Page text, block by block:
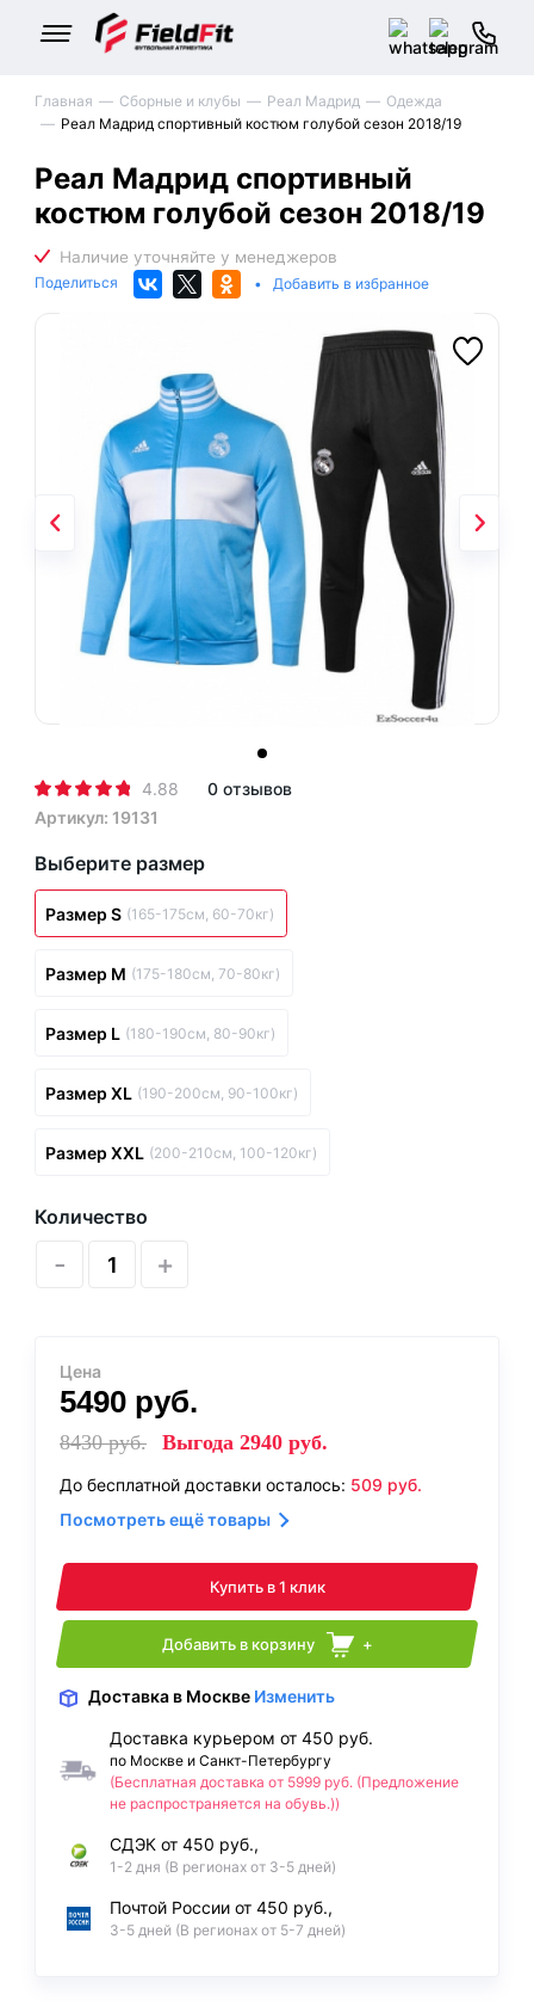
Главная Сборные и клубы Реал Мадрид
Одежда
Реал Мадрид спортивный костюм голубой сезон 2018/19
Реал Мадрид спортивный
костюм голубой сезон 2018/19
Поделиться • Добавить в избранное
4.88
0 отзывов
Артикул: 19131
Выберите размер
Размер S (165-175см, 60-70кг)
Размер M (175-180см, 70-80кг)
Размер L (180-190см, 80-90кг)
Размер XL (190-200см, 90-100кг)
Размер XXL (200-210см, 100-120кг)
Количество
- +
Цена
5490 руб.
8430руб. Выгода 2940 руб.
До бесплатной доставки осталось: 509 руб.
Посмотреть ещё товары
Купить в 1 клик
Добавить в корзину +
Доставка в Москве Изменить
Доставка курьером от 450 руб.
по Москве и Санкт-Петербургу
(Бесплатная доставка от 5999 руб. (Предложение
не распространяется на обувь.))
СДЭК от 450 руб.,
1-2 дня (В регионах от 3-5 дней)
Почтой России от 450 руб.,
3-5 дней (В регионах от 5-7 дней)